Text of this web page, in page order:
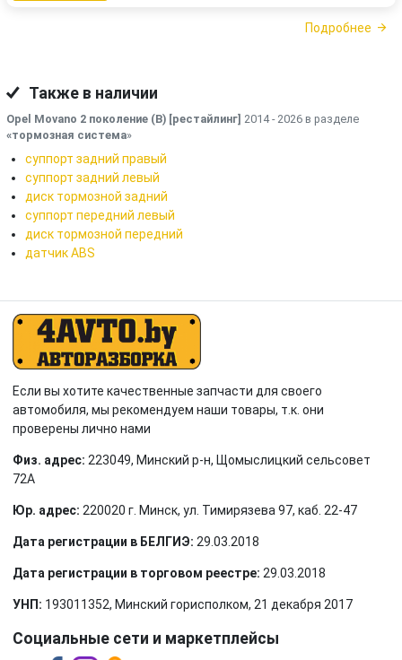
Подробнее
Также в наличии
Opel Movano 2 поколение (B) [рестайлинг] 2014 - 2026 в разделе
«тормозная система»
суппорт задний правый
суппорт задний левый
диск тормозной задний
суппорт передний левый
диск тормозной передний
датчик ABS
Если вы хотите качественные запчасти для своего
автомобиля, мы рекомендуем наши товары, т.к. они
проверены лично нами
Физ. адрес: 223049, Минский р-н, Щомыслицкий сельсовет
72А
Юр. адрес: 220020 г. Минск, ул. Тимирязева 97, каб. 22-47
Дата регистрации в БЕЛГИЭ: 29.03.2018
Дата регистрации в торговом реестре: 29.03.2018
УНП: 193011352, Минский горисполком, 21 декабря 2017
Социальные сети и маркетплейсы